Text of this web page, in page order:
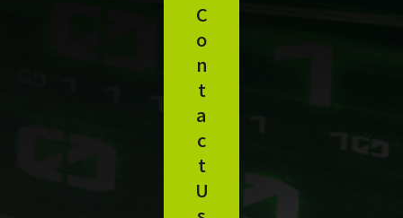
C
o
n
t
a
c
t
U